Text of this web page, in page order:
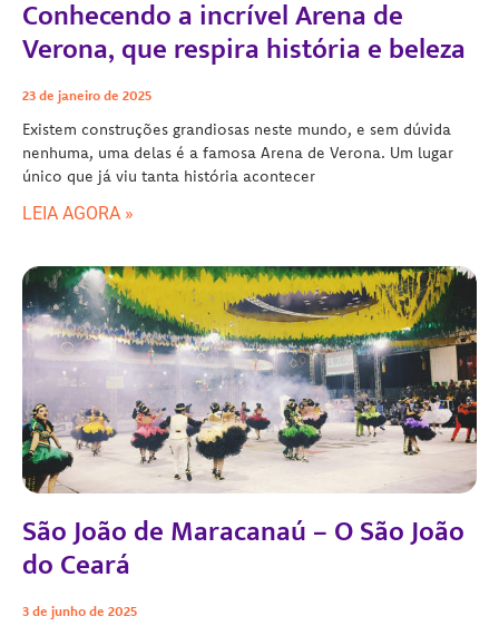
Conhecendo a incrível Arena de
Verona, que respira história e beleza
23 de janeiro de 2025
Existem construções grandiosas neste mundo, e sem dúvida
nenhuma, uma delas é a famosa Arena de Verona. Um lugar
único que já viu tanta história acontecer
LEIA AGORA »
São João de Maracanaú – O São João
do Ceará
3 de junho de 2025